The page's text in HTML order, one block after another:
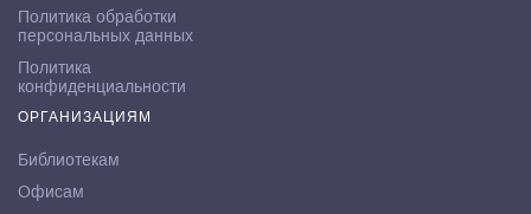
Политика обработки
персональных данных
Политика
конфиденциальности
ОРГАНИЗАЦИЯМ
Библиотекам
Офисам